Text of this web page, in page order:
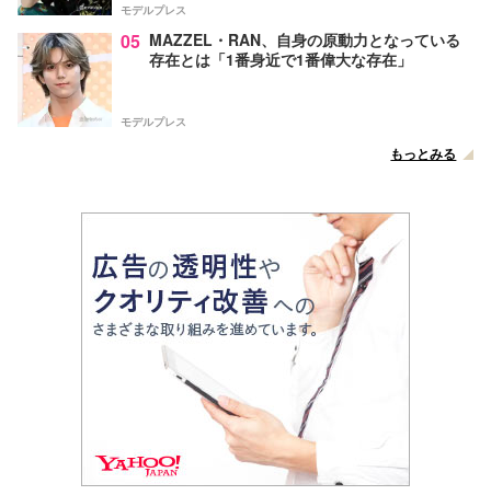
モデルプレス
05 MAZZEL・RAN、自身の原動力となっている
存在とは「1番身近で1番偉大な存在」
モデルプレス
もっとみる